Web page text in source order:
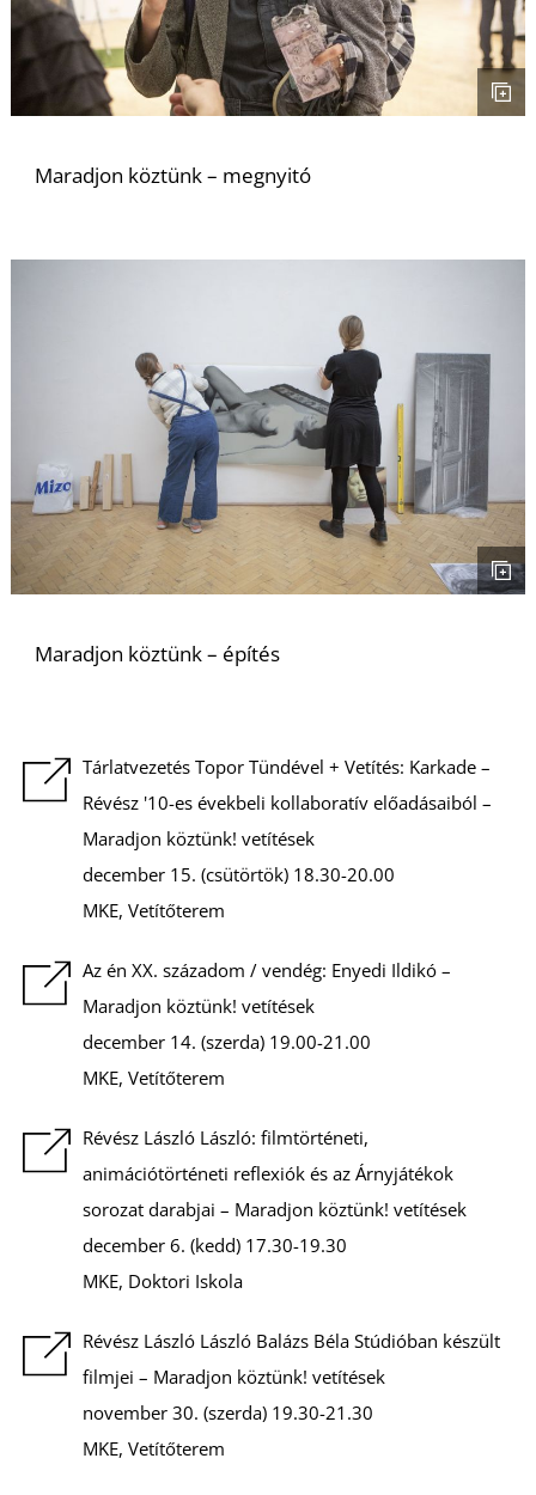
Maradjon köztünk – megnyitó
Maradjon köztünk – építés
Tárlatvezetés Topor Tündével + Vetítés: Karkade –
Révész '10-es évekbeli kollaboratív előadásaiból –
Maradjon köztünk! vetítések
december 15. (csütörtök) 18.30-20.00
MKE, Vetítőterem
Az én XX. századom / vendég: Enyedi Ildikó –
Maradjon köztünk! vetítések
december 14. (szerda) 19.00-21.00
MKE, Vetítőterem
Révész László László: filmtörténeti,
animációtörténeti reflexiók és az Árnyjátékok
sorozat darabjai – Maradjon köztünk! vetítések
december 6. (kedd) 17.30-19.30
MKE, Doktori Iskola
Révész László László Balázs Béla Stúdióban készült
filmjei – Maradjon köztünk! vetítések
november 30. (szerda) 19.30-21.30
MKE, Vetítőterem